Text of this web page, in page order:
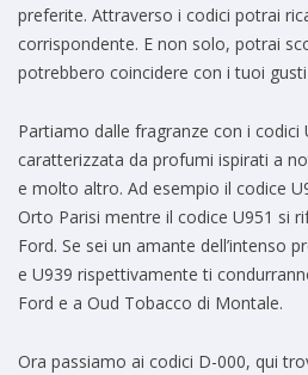
preferite. Attraverso i codici potrai
corrispondente. E non solo, potrai
potrebbero coincidere con i tuoi
Partiamo dalle fragranze con i codici
caratterizzata da profumi ispirati a
e molto altro. Ad esempio il codice
Orto Parisi mentre il codice U951 si
Ford. Se sei un amante dell’intenso
e U939 rispettivamente ti
Ford e a Oud Tobacco di Montale.
Ora passiamo ai codici D-000, qui